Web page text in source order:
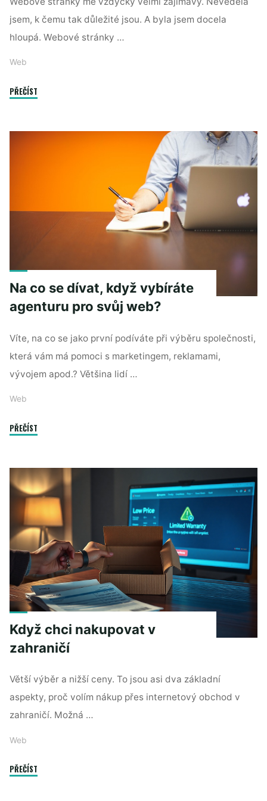
jsem, k čemu tak důležité jsou. A byla jsem docela
hloupá. Webové stránky …
Web
PŘEČÍST
Na co se dívat, když vybíráte
agenturu pro svůj web?
Víte, na co se jako první podíváte při výběru společnosti,
která vám má pomoci s marketingem, reklamami,
vývojem apod.? Většina lidí …
Web
PŘEČÍST
dívat,
když
vybíráte
agenturu
pro
svůj
web?"
Když chci nakupovat v
zahraničí
Větší výběr a nižší ceny. To jsou asi dva základní
aspekty, proč volím nákup přes internetový obchod v
zahraničí. Možná …
Web
PŘEČÍST